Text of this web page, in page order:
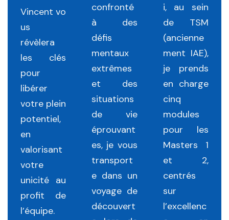
Vincent vo
us
révèlera
les clés
pour
libérer
votre plein
potentiel,
en
valorisant
votre
unicité au
profit de
l’équipe.
confronté
à des
défis
mentaux
extrêmes
et des
situations
de vie
éprouvant
es, je vous
transport
e dans un
voyage de
découvert
i, au sein
de TSM
(ancienne
ment IAE),
je prends
en charge
cinq
modules
pour les
Masters 1
et 2,
centrés
sur
l’excellenc